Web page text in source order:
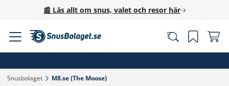
📰 Läs allt om snus, valet och resor här
Snusbolaget‎ M8.se (The Moose)‎